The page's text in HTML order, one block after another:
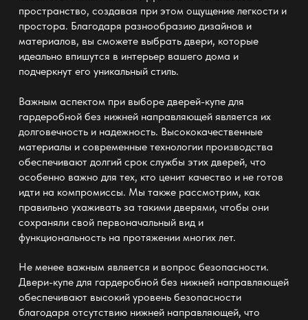
пространство, создавая при этом ощущение легкости и
простора. Благодаря разнообразию дизайнов и
материалов, вы сможете выбрать двери, которые
идеально впишутся в интерьер вашего дома и
подчеркнут его уникальный стиль.
Важным аспектом при выборе дверей-купе для
гардеробной без нижней направляющейявляется их
долговечность и надежность. Высококачественные
материалы и современные технологии производства
обеспечивают долгий срок службы этих дверей, что
особенно важно для тех, кто ценит качество и не готов
идти на компромиссы. Мы также рассмотрим, как
правильно ухаживать за такими дверями, чтобы они
сохраняли свой первоначальный вид и
функциональность на протяжении многих лет.
Не менее важным является и вопрос безопасности.
Двери-купе для гардеробной без нижней направляющей
обеспечивают высокий уровень безопасности
благодаря отсутствию нижней направляющей, что